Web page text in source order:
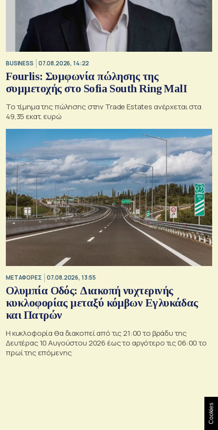
BUSINESS 07.08.2026, 14:22
Fourlis: Συμφωνία πώλησης της
συμμετοχής στο Sofia South Ring MalI
Το τίμημα της πώλησης στην Trade Estates ανέρχεται στα
49,35 εκατ. ευρώ
ΜΕΤΑΦΟΡΕΣ 07.08.2026, 13:55
Ολυμπία Οδός: Διακοπή νυχτερινής
κυκλοφορίας μεταξύ κόμβων Εγλυκάδας
και Πατρών
Η κυκλοφορία θα διακοπεί από τις 21:00 το βράδυ της
Δευτέρας 10 Αυγούστου 2026 έως το αργότερο τις 06:00 το
πρωί της επόμενης
Cookies